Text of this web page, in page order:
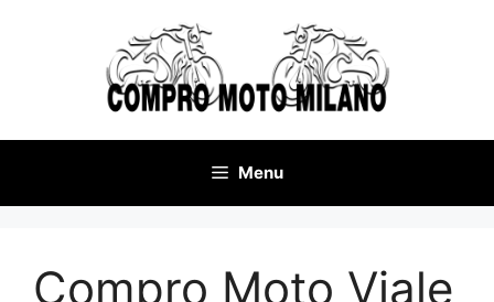
Menu
Compro Moto Viale